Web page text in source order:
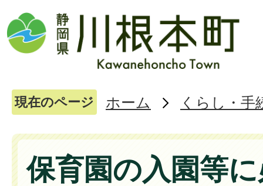
現在のページ ホーム くらし・手
保育園の入園等